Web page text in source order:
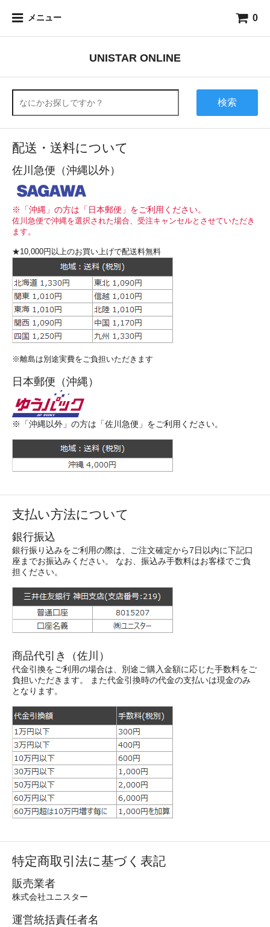
メニュー 0
UNISTAR ONLINE
検索
配送・送料について
佐川急便（沖縄以外）
※「沖縄」の方は「日本郵便」をご利用ください。
佐川急便で沖縄を選択された場合、受注キャンセルとさせていただき
ます。
★10,000円以上のお買い上げで配送料無料
※離島は別途実費をご負担いただきます
日本郵便（沖縄）
※「沖縄以外」の方は「佐川急便」をご利用ください。
支払い方法について
銀行振込
銀行振り込みをご利用の際は、ご注文確定から7日以内に下記口
座までお振込みください。 なお、振込み手数料はお客様でご負
担ください。
商品代引き（佐川）
代金引換をご利用の場合は、別途ご購入金額に応じた手数料をご
負担いただきます。 また代金引換時の代金の支払いは現金のみ
となります。
特定商取引法に基づく表記
販売業者
株式会社ユニスター
運営統括責任者名